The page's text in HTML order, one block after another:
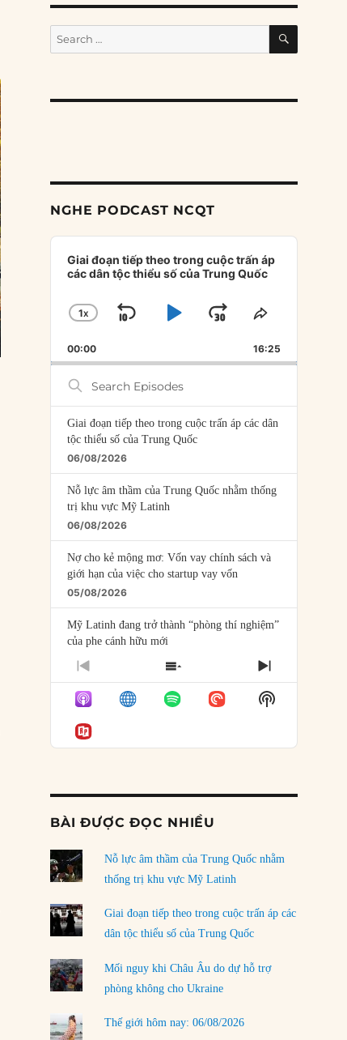
Search
for:
SEARCH
NGHE PODCAST NCQT
Audio
Player
Giai đoạn tiếp theo trong cuộc trấn áp
các dân tộc thiểu số của Trung Quốc
CHANGE
RATE
1X
SKIP
BACKWARD
PLAYJUMP
FORWARD
SHARE
EPISODE
00:00 16:25
Search
Episodes
Giai đoạn tiếp theo trong cuộc trấn áp các dân
tộc thiểu số của Trung Quốc
06/08/2026
Nỗ lực âm thầm của Trung Quốc nhằm thống
trị khu vực Mỹ Latinh
06/08/2026
Nợ cho kẻ mộng mơ: Vốn vay chính sách và
giới hạn của việc cho startup vay vốn
05/08/2026
Mỹ Latinh đang trở thành “phòng thí nghiệm”
của phe cánh hữu mới
04/08/2026
Tại sao Trung Quốc phủ nhận cuộc gặp với
Ngoại trưởng Nhật Bản?
04/08/2026
03/08/2026
Đặt cược vào thất bại: Các quỹ đầu tư mạo
rủi ro
02/08/2026
Làm thế nào để kết thúc Chiến tranh Iran?
01/08/2026
Chiến lược kế tiếp của Bắc Kinh ở Biển Đông
31/07/2026
Trật tự thế giới mới: Các nước nhỏ sẽ luôn
phải chịu đựng?
PREVIOUS
EPISODE
SHOW
EPISODES
LIST
NEXT
EPISODE
Show
Podcast
BÀI ĐƯỢC ĐỌC NHIỀU
Nỗ lực âm thầm của Trung Quốc nhằm
thống trị khu vực Mỹ Latinh
Giai đoạn tiếp theo trong cuộc trấn áp các
dân tộc thiểu số của Trung Quốc
Mối nguy khi Châu Âu do dự hỗ trợ
phòng không cho Ukraine
Thế giới hôm nay: 06/08/2026